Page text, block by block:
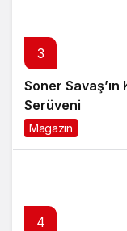
3
Soner Savaş’ın
Serüveni
Magazin
4